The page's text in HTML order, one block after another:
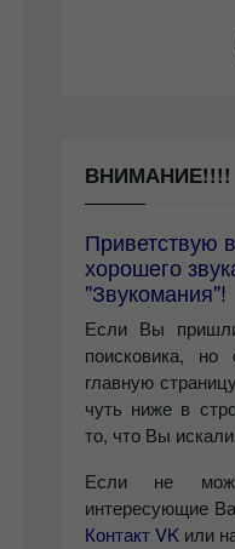
ВНИМАНИЕ!!!!
Приветствую
хорошего
"Звукомания"!
Если Вы
поисковика,
главную
чуть ниже в
то, что Вы
Если не
интересующие
Контакт VK или